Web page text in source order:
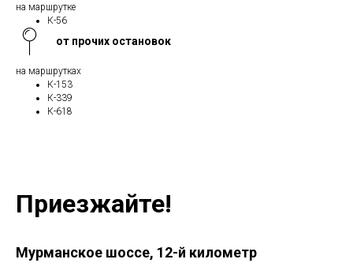
на маршрутке
К-56
от прочих остановок
на маршрутках
К-153
К-339
К-618
Приезжайте!
Мурманское шоссе, 12-й километр